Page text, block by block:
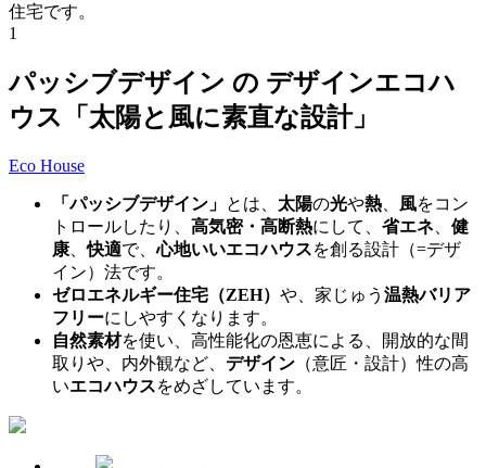
住宅です。
1
パッシブデザイン の デザインエコハ
ウス「太陽と風に素直な設計」
Eco House
「パッシブデザイン」 とは、 太陽の光や熱 風をコン
トロールしたり、 高気密・高断熱にして、 省エネ
健
康 、快適で、心地いいエコハウスを創る設計（=デザ
イン）法です。
ゼロエネルギー住宅（ZEH） や、家じゅう 温熱バリア
フリーにしやすくなります。
自然素材を使い、高性能化の恩恵による、開放的な間
取りや、内外観など、 デザイン （意匠・設計）性の高
いエコハウスをめざしています。